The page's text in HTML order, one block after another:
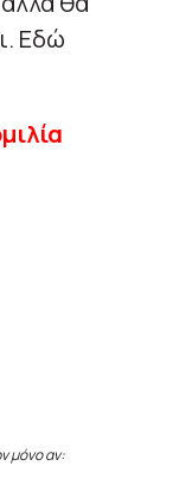
Εδώ
μόνο αν: